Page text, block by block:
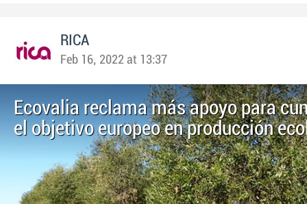
RICA
Feb 16, 2022 at 13:37
Ecovalia reclama más apoyo para
el objetivo europeo en producción